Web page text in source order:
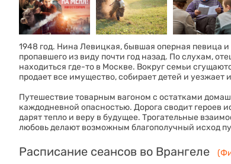
1948 год. Нина Левицкая, бывшая оперная певица
пропавшего из виду почти год назад. По слухам,
находиться где-то в Москве. Вокруг семьи
продает все имущество, собирает детей и уезжает
Путешествие товарным вагоном с остатками
каждодневной опасностью. Дорога сводит героев
дарят тепло и веру в будущее. Трогательные
любовь делают возможным благополучный исход
Расписание сеансов во Врангеле